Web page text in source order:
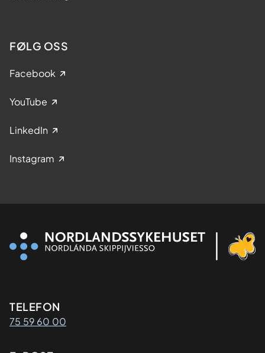
FØLG OSS
Facebook
YouTube
LinkedIn
Instagram
Kontaktinformasjon
TELEFON
75 59 60 00